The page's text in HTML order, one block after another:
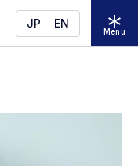
JP EN
Menu